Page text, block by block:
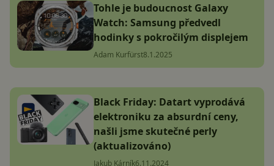
Tohle je budoucnost Galaxy
Watch: Samsung předvedl
hodinky s pokročilým displejem
Adam Kurfürst8.1.2025
Black Friday: Datart vyprodává
elektroniku za absurdní ceny,
našli jsme skutečné perly
(aktualizováno)
Jakub Kárník6.11.2024